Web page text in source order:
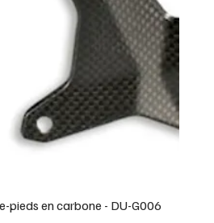
pieds en carbone - DU-G006